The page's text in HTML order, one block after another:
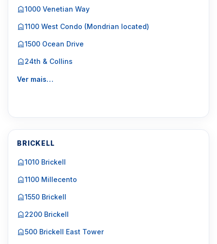
1000 Venetian Way
1100 West Condo (Mondrian located)
1500 Ocean Drive
24th & Collins
Ver mais…
BRICKELL
1010 Brickell
1100 Millecento
1550 Brickell
2200 Brickell
500 Brickell East Tower